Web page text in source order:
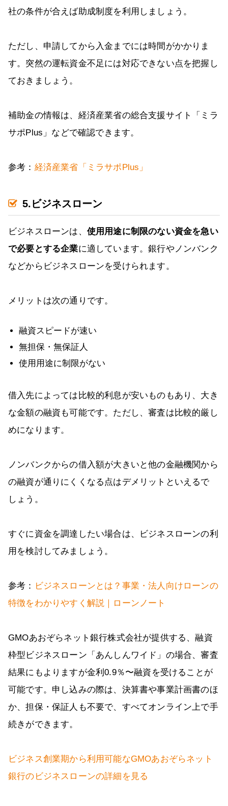
社の条件が合えば助成制度を利用しましょう。
ただし、申請してから入金までには時間がかかりま
す。突然の運転資金不足には対応できない点を把握し
ておきましょう。
補助金の情報は、経済産業省の総合支援サイト「ミラ
サポPlus」などで確認できます。
参考： 経済産業省「ミラサポPlus」
5.ビジネスローン
ビジネスローンは、 使用用途に制限のない資金を急い
で必要とする企業に適しています。銀行やノンバンク
などからビジネスローンを受けられます。
メリットは次の通りです。
融資スピードが速い
無担保・無保証人
使用用途に制限がない
借入先によっては比較的利息が安いものもあり、大き
な金額の融資も可能です。ただし、審査は比較的厳し
めになります。
ノンバンクからの借入額が大きいと他の金融機関から
の融資が通りにくくなる点はデメリットといえるで
しょう。
すぐに資金を調達したい場合は、ビジネスローンの利
用を検討してみましょう。
参考： ビジネスローンとは？事業・法人向けローンの
特徴をわかりやすく解説｜ローンノート
GMOあおぞらネット銀行株式会社が提供する、融資
枠型ビジネスローン「あんしんワイド」の場合、審査
結果にもよりますが金利0.9％〜融資を受けることが
可能です。申し込みの際は、決算書や事業計画書のほ
か、担保・保証人も不要で、すべてオンライン上で手
続きができます。
ビジネス創業期から利用可能なGMOあおぞらネット
銀行のビジネスローンの詳細を見る